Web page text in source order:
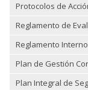
Protocolos de
Reglamento de
Reglamento
Plan de Gestión
Plan Integral de